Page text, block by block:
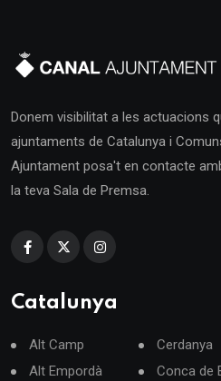
Donem visibilitat a les actuacions
ajuntaments de Catalunya i
Ajuntament posa't en contacte
la teva Sala de Premsa.
Catalunya
Alt Camp
Alt Empordà
Cerdanya
Conca de